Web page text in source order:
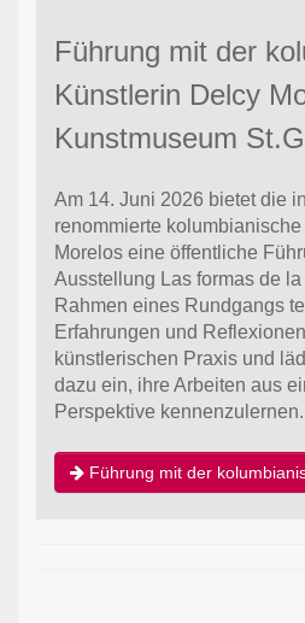
Führung mit der
Künstlerin Delcy
Kunstmuseum
Am 14. Juni 2026 bietet die
renommierte
Morelos eine öffentliche
Ausstellung Las formas de
Rahmen eines Rundgangs
Erfahrungen und
künstlerischen Praxis und
dazu ein, ihre Arbeiten aus
Perspektive kennenzulernen.
Führung mit der